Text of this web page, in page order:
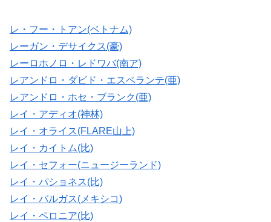
レ・フー・トアン(ベトナム)
レーガン・デサイクス(豪)
レーロホノロ・レドワバ(南ア)
レアンドロ・ダビド・エスペランテ(亜)
レアンドロ・ホセ・ブランク(亜)
レイ・アディオ(神林)
レイ・オライス(FLARE山上)
レイ・カイトム(比)
レイ・セフォー(ニュージーランド)
レイ・パショネス(比)
レイ・バルガス(メキシコ)
レイ・ペロニア(比)